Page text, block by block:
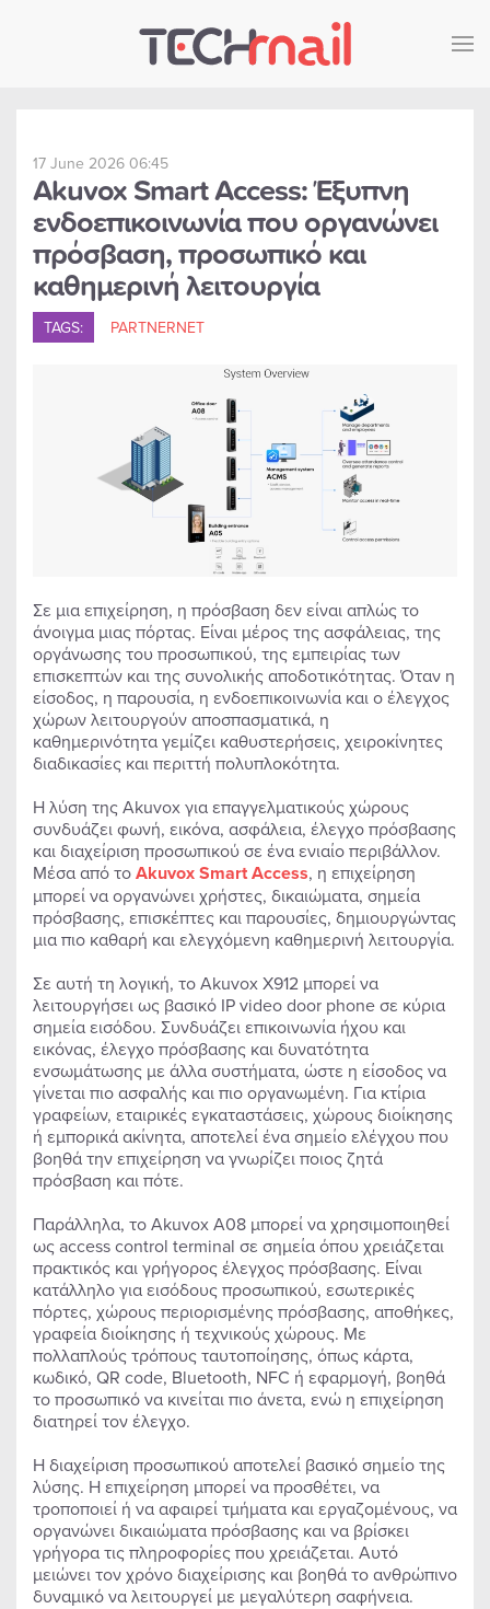
Skip to main content
17 June 2026 06:45
Akuvox Smart Access: Έξυπνη
ενδοεπικοινωνία που οργανώνει
πρόσβαση, προσωπικό και
καθημερινή λειτουργία
TAGS: PARTNERNET
Σε μια επιχείρηση, η πρόσβαση δεν είναι απλώς το
άνοιγμα μιας πόρτας. Είναι μέρος της ασφάλειας, της
οργάνωσης του προσωπικού, της εμπειρίας των
επισκεπτών και της συνολικής αποδοτικότητας. Όταν η
είσοδος, η παρουσία, η ενδοεπικοινωνία και ο έλεγχος
χώρων λειτουργούν αποσπασματικά, η
καθημερινότητα γεμίζει καθυστερήσεις, χειροκίνητες
διαδικασίες και περιττή πολυπλοκότητα.
Η λύση της Akuvox για επαγγελματικούς χώρους
συνδυάζει φωνή, εικόνα, ασφάλεια, έλεγχο πρόσβασης
και διαχείριση προσωπικού σε ένα ενιαίο περιβάλλον.
Μέσα από τοAkuvox Smart Access, η επιχείρηση
μπορεί να οργανώνει χρήστες, δικαιώματα, σημεία
πρόσβασης, επισκέπτες και παρουσίες, δημιουργώντας
μια πιο καθαρή και ελεγχόμενη καθημερινή λειτουργία.
Σε αυτή τη λογική, το Akuvox X912 μπορεί να
λειτουργήσει ως βασικό IP video door phone σε κύρια
σημεία εισόδου. Συνδυάζει επικοινωνία ήχου και
εικόνας, έλεγχο πρόσβασης και δυνατότητα
ενσωμάτωσης με άλλα συστήματα, ώστε η είσοδος να
γίνεται πιο ασφαλής και πιο οργανωμένη. Για κτίρια
γραφείων, εταιρικές εγκαταστάσεις, χώρους διοίκησης
ή εμπορικά ακίνητα, αποτελεί ένα σημείο ελέγχου που
βοηθά την επιχείρηση να γνωρίζει ποιος ζητά
πρόσβαση και πότε.
Παράλληλα, το Akuvox A08 μπορεί να χρησιμοποιηθεί
ως access control terminal σε σημεία όπου χρειάζεται
πρακτικός και γρήγορος έλεγχος πρόσβασης. Είναι
κατάλληλο για εισόδους προσωπικού, εσωτερικές
πόρτες, χώρους περιορισμένης πρόσβασης, αποθήκες,
γραφεία διοίκησης ή τεχνικούς χώρους. Με
πολλαπλούς τρόπους ταυτοποίησης, όπως κάρτα,
κωδικό, QR code, Bluetooth, NFC ή εφαρμογή, βοηθά
το προσωπικό να κινείται πιο άνετα, ενώ η επιχείρηση
διατηρεί τον έλεγχο.
Η διαχείριση προσωπικού αποτελεί βασικό σημείο της
λύσης. Η επιχείρηση μπορεί να προσθέτει, να
τροποποιεί ή να αφαιρεί τμήματα και εργαζομένους, να
οργανώνει δικαιώματα πρόσβασης και να βρίσκει
γρήγορα τις πληροφορίες που χρειάζεται. Αυτό
μειώνει τον χρόνο διαχείρισης και βοηθά το ανθρώπινο
δυναμικό να λειτουργεί με μεγαλύτερη σαφήνεια.